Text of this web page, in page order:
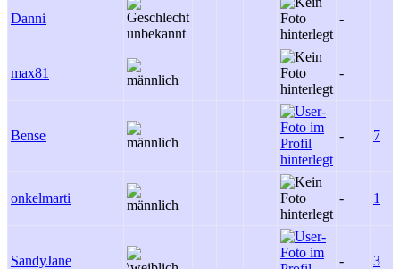
Danni -
max81 -
Bense - 7
onkelmarti - 1
SandyJane - 3